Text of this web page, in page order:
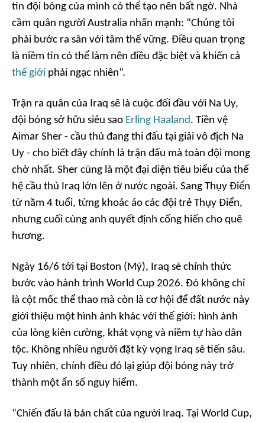
tin đội bóng của mình có thể tạo nên bất ngờ. Nhà
cầm quân người Australia nhấn mạnh: “Chúng tôi
phải bước ra sân với tâm thế vững. Điều quan trọng
là niềm tin có thể làm nên điều đặc biệt và khiến cả
thế giới phải ngạc nhiên”.
Trận ra quân của Iraq sẽ là cuộc đối đầu với Na Uy,
đội bóng sở hữu siêu sao Erling Haaland. Tiền vệ
Aimar Sher - cầu thủ đang thi đấu tại giải vô địch Na
Uy - cho biết đây chính là trận đấu mà toàn đội mong
chờ nhất. Sher cũng là một đại diện tiêu biểu của thế
hệ cầu thủ Iraq lớn lên ở nước ngoài. Sang Thụy Điển
từ năm 4 tuổi, từng khoác áo các đội trẻ Thụy Điển,
nhưng cuối cùng anh quyết định cống hiến cho quê
hương.
Ngày 16/6 tới tại Boston (Mỹ), Iraq sẽ chính thức
bước vào hành trình World Cup 2026. Đó không chỉ
là cột mốc thể thao mà còn là cơ hội để đất nước này
giới thiệu một hình ảnh khác với thế giới: hình ảnh
của lòng kiên cường, khát vọng và niềm tự hào dân
tộc. Không nhiều người đặt kỳ vọng Iraq sẽ tiến sâu.
Tuy nhiên, chính điều đó lại giúp đội bóng này trở
thành một ẩn số nguy hiểm.
“Chiến đấu là bản chất của người Iraq. Tại World Cup,